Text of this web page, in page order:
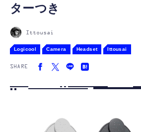
カルチャー
FOLLOW US
ターつき
Ittousai
Logicool Camera Headset Ittousai
SHARE